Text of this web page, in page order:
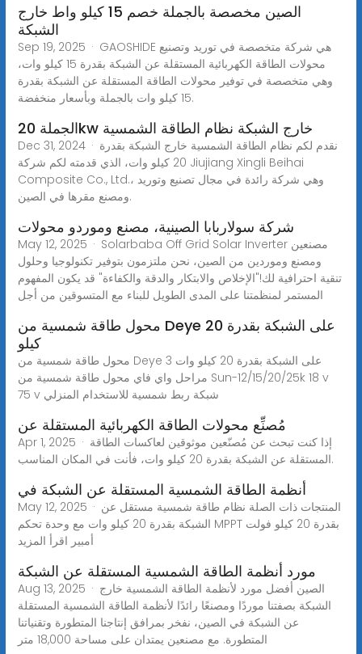
الصين مخصصة بالجملة خصم 15 كيلو واط خارج
الشبكة
Sep 19, 2025 · GAOSHIDE هي شركة متخصصة في توريد وتصنيع
محولات الطاقة الكهربائية المستقلة عن الشبكة بقدرة 15 كيلو وات،
وهي متخصصة في توفير محولات الطاقة المستقلة عن الشبكة بقدرة
15 كيلو وات بالجملة وبأسعار منخفضة.
الجملة 20kw خارج الشبكة نظام الطاقة الشمسية
Dec 31, 2024 · نقدم لكم نظام الطاقة الشمسية خارج الشبكة بقدرة
20 كيلو وات، الذي قدمته لكم شركة Jiujiang Xingli Beihai
Composite Co., Ltd.، وهي شركة رائدة في مجال تصنيع وتوريد
ومصنع مقرها في الصين.
شركة سولاربابا الصينية، مصنع وموردو محولات
May 12, 2025 · Solarbaba Off Grid Solar Inverter مصنعين
ومصنع وموردين من الصين، نحن ملتزمون بتوفير تكنولوجيا وحلول
تنقية احترافية لك!"الإخلاص والابتكار والدقة والكفاءة" قد يكون المفهوم
المستمر لمنظمتنا على المدى الطويل للبناء مع المتسوقين من أجل
محول طاقة شمسية من Deye على الشبكة بقدرة 20
كيلو
محول طاقة شمسية من Deye على الشبكة بقدرة 20 كيلو وات 3
مراحل واي فاي محول طاقة شمسية من Sun-12/15/20/25k 18 v
75 v شبكة ربط شمسية للاستخدام المنزلي
مُصنِّع محولات الطاقة الكهربائية المستقلة عن
Apr 1, 2025 · إذا كنت تبحث عن مُصنّعين موثوقين لعاكسات الطاقة
المستقلة عن الشبكة بقدرة 20 كيلو وات، فأنت في المكان المناسب.
أنظمة الطاقة الشمسية المستقلة عن الشبكة في
May 12, 2025 · المنتجات ذات الصلة نظام طاقة شمسية مستقل عن
الشبكة بقدرة 20 كيلو وات مع وحدة تحكم MPPT بقدرة 20 كيلو فولت
أمبير اقرأ المزيد
مورد أنظمة الطاقة الشمسية المستقلة عن الشبكة
Aug 13, 2025 · الصين أفضل مورد لأنظمة الطاقة الشمسية خارج
الشبكة بصفتنا موردًا ومصنعًا رائدًا لأنظمة الطاقة الشمسية المستقلة
عن الشبكة في الصين، نفخر بمرافق إنتاجنا المتطورة وتقنياتنا
المتطورة. مع مصنعين يمتدان على مساحة 18,000 متر